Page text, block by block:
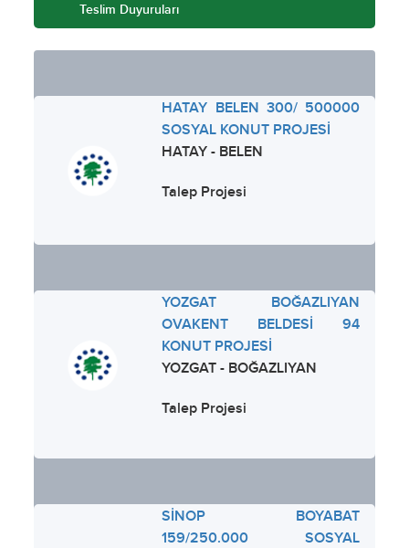
Teslim Duyuruları
HATAY BELEN 300/ 500000
SOSYAL KONUT PROJESİ
HATAY - BELEN
Talep Projesi
YOZGAT BOĞAZLIYAN
OVAKENT BELDESİ 94
KONUT PROJESİ
YOZGAT - BOĞAZLIYAN
Talep Projesi
SİNOP BOYABAT
159/250.000 SOSYAL